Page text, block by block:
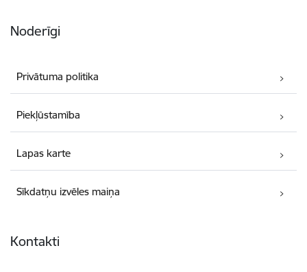
Noderīgi
Privātuma politika
Piekļūstamība
Lapas karte
Sīkdatņu izvēles maiņa
Kontakti